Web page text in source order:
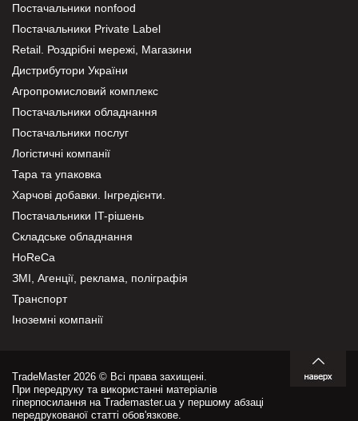
Постачальники nonfood
Постачальники Private Label
Retail. Роздрібні мережі, Магазини
Дистрибутори України
Агропромисловий комплекс
Постачальники обладнання
Постачальники послуг
Логістичні компанії
Тара та упаковка
Харчові добавки. Інгредієнти.
Постачальники IT-рішень
Складське обладнання
HoReCa
ЗМІ, Агенції, реклама, поліграфія
Транспорт
Іноземні компанії
TradeMaster 2026 © Всі права захищені.
При передруку та використанні матеріалів
гіперпосилання на Trademaster.ua у першому абзаці
передрукованої статті обов'язкове.